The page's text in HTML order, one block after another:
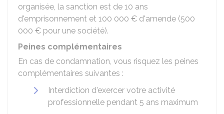
organisée, la sanction est de 10 ans
d'emprisonnement et 100 000 € d'amende (500
000 € pour une société).
Peines complémentaires
En cas de condamnation, vous risquez les peines
complémentaires suivantes :
Interdiction d'exercer votre activité
professionnelle pendant 5 ans maximum